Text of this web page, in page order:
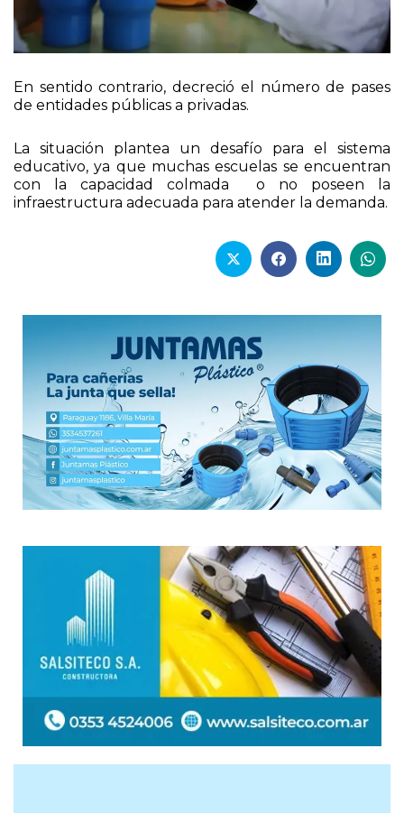
En sentido contrario, decreció el número de pases
de entidades públicas a privadas.
La situación plantea un desafío para el sistema
educativo, ya que muchas escuelas se encuentran
con la capacidad colmada o no poseen la
infraestructura adecuada para atender la demanda.